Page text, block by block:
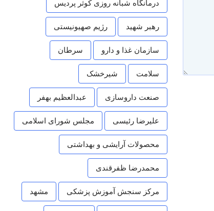
درمانگاه شبانه روزی کوثر پردیس
رهبر شهید رژیم صهیونیستی
سازمان غذا و دارو سرطان
سلامت شیرخشک
صنعت داروسازی عبدالعظیم بهفر
علیرضا رئیسی مجلس شورای اسلامی
محصولات آرایشی و بهداشتی
محمدرضا ظفرقندی
مرکز سنجش آموزش پزشکی مشهد